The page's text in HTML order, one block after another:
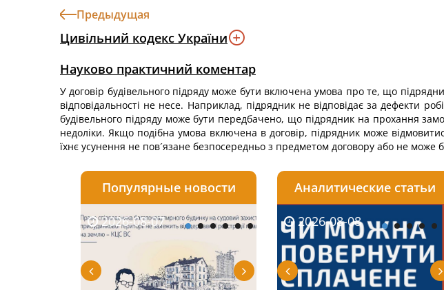
Предыдущая
Цивільний кодекс України
Науково практичний коментар
У договір будівельного підряду може бути включена умова про те, що
відповідальності не несе. Наприклад, підрядник не відповідає за дефекти
будівельного підряду може бути передбачено, що підрядник на прохання
недоліки. Якщо подібна умова включена в договір, підрядник може
їхнє усунення не пов´язане безпосередньо з предметом договору або не
Популярные новости
2026-08-07 2026-08-06
Аналитические статьи
2026-08-03 2026-08-08
2026-08-05